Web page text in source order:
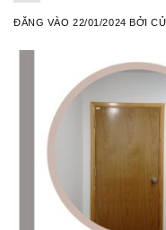
ĐĂNG VÀO22/01/2024 BỞI